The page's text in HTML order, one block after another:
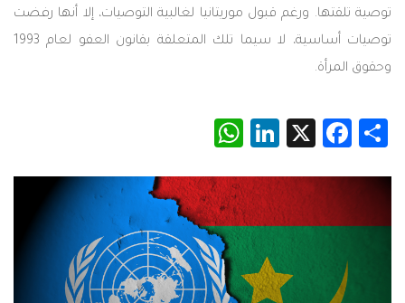
توصية تلقتها. ورغم قبول موريتانيا لغالبية التوصيات، إلا أنها رفضت
توصيات أساسية، لا سيما تلك المتعلقة بقانون العفو لعام 1993
وحقوق المرأة.
Share
Facebook
X
LinkedIn